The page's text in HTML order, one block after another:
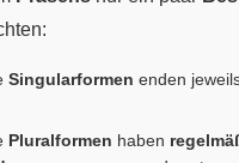
Singularformen enden
Pluralformen haben